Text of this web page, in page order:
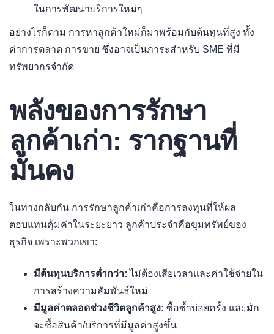
ในการพัฒนาบริการใหม่ๆ
อย่างไรก็ตาม การหาลูกค้าใหม่ก็มาพร้อมกับต้นทุนที่สูง ทั้ง
ค่าการตลาด การขาย ซึ่งอาจเป็นภาระสำหรับ SME ที่มี
ทรัพยากรจำกัด
พลังของการรักษา
ลูกค้าเก่า: รากฐานที่
มั่นคง
ในทางกลับกัน การรักษาลูกค้าเก่าคือการลงทุนที่ให้ผล
ตอบแทนคุ้มค่าในระยะยาว ลูกค้าประจำคือขุมทรัพย์ของ
ธุรกิจ เพราะพวกเขา:
มีต้นทุนบริการต่ำกว่า: ไม่ต้องเสียเวลาและค่าใช้จ่ายใน
การสร้างความสัมพันธ์ใหม่
มีมูลค่าตลอดช่วงชีวิตลูกค้าสูง: ซื้อซ้ำบ่อยครั้ง และมัก
จะซื้อสินค้า/บริการที่มีมูลค่าสูงขึ้น